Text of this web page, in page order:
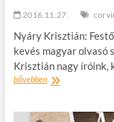
2016.11.27.
Nyáry Krisztián:
kevés magyar olvasó
Krisztián nagy
bővebbenKönyvajánló
Krisztián: